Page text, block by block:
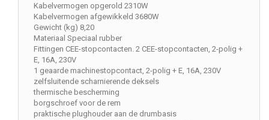
Kabelvermogen opgerold 2310W
Kabelvermogen afgewikkeld 3680W
Gewicht (kg) 8,20
Materiaal Speciaal rubber
Fittingen CEE-stopcontacten. 2 CEE-stopcontacten, 2-polig +
E, 16A, 230V
1 geaarde machinestopcontact, 2-polig + E, 16A, 230V
zelfsluitende scharnierende deksels
thermische bescherming
borgschroef voor de rem
praktische plughouder aan de drumbasis